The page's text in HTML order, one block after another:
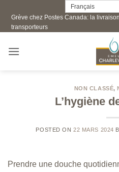
content
Français
Grève chez Postes Canada: la
transporteurs
NON CLASSÉ,
L’hygiène
POSTED ON22 MARS 2024
Prendre une douche